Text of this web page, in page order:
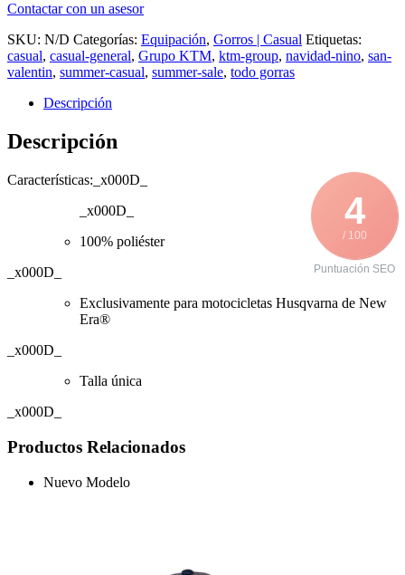
Contactar con un asesor
SKU: N/D Categorías: Equipación, Gorros | Casual Etiquetas:
casual, casual-general, Grupo KTM, ktm-group, navidad-nino, san-
valentin, summer-casual, summer-sale, todo gorras
Descripción
Descripción
4
/ 100
Puntuación SEO
Características:_x000D_
_x000D_
100% poliéster
_x000D_
Exclusivamente para motocicletas Husqvarna de New
Era®
_x000D_
Talla única
_x000D_
Productos Relacionados
Nuevo Modelo